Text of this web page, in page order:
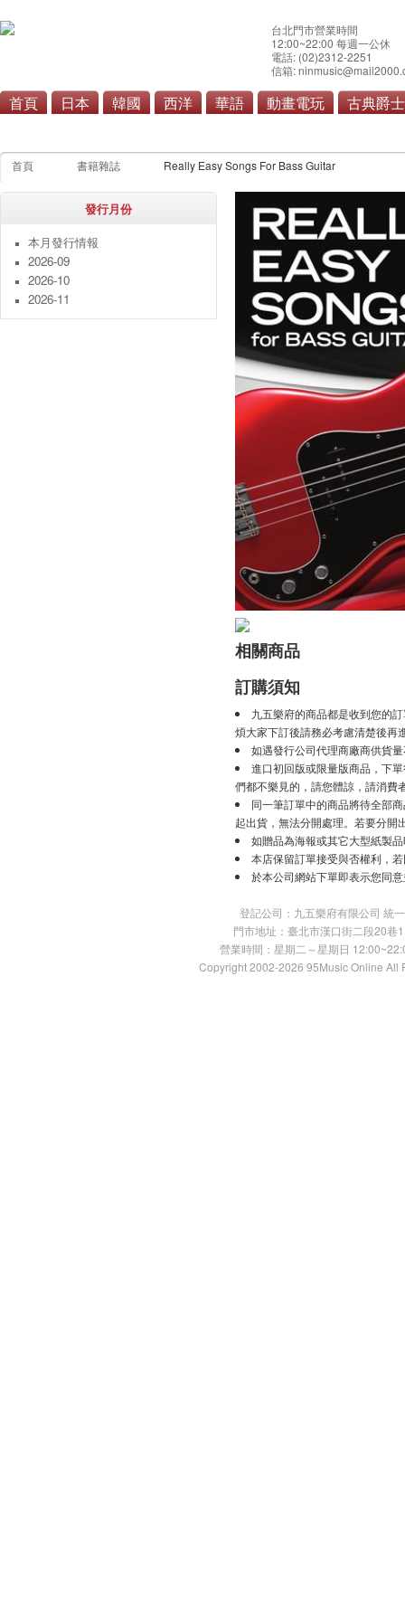
台北門市營業時間
12:00~22:00 每週一公休
電話: (02)2312-2251
信箱:
首頁 日本 韓國 西洋 華語 動畫電玩 古典爵士
首頁 書籍雜誌 Really Easy Songs For Bass Guitar
發行月份
本月發行情報
2026-09
2026-10
2026-11
相關商品
訂購須知
九五樂府的商品都是收到您的
煩大家下訂後請務必考慮清楚後再
如遇發行公司代理商廠商供貨
進口初回版或限量版商品，下
們都不樂見的，請您體諒，請消費
同一筆訂單中的商品將待全部
起出貨，無法分開處理。若要分開
如贈品為海報或其它大型紙製
本店保留訂單接受與否權利，
於本公司網站下單即表示您同
登記公司：九五樂府有限公司 統
門市地址：臺北市漢口街二段20
營業時間：星期二～星期日
Copyright 2002-2026 95Music Online All